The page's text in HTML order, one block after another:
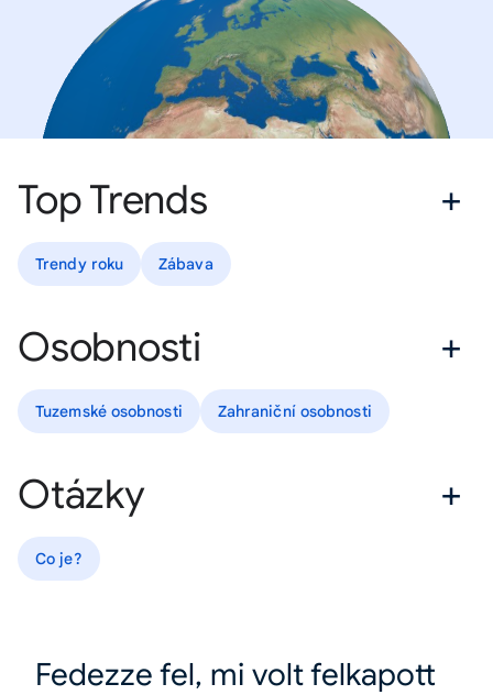
Top Trends
Trendy roku Zábava
Osobnosti
Tuzemské osobnosti Zahraniční osobnosti
Otázky
Co je?
Fedezze fel, mi volt felkapott